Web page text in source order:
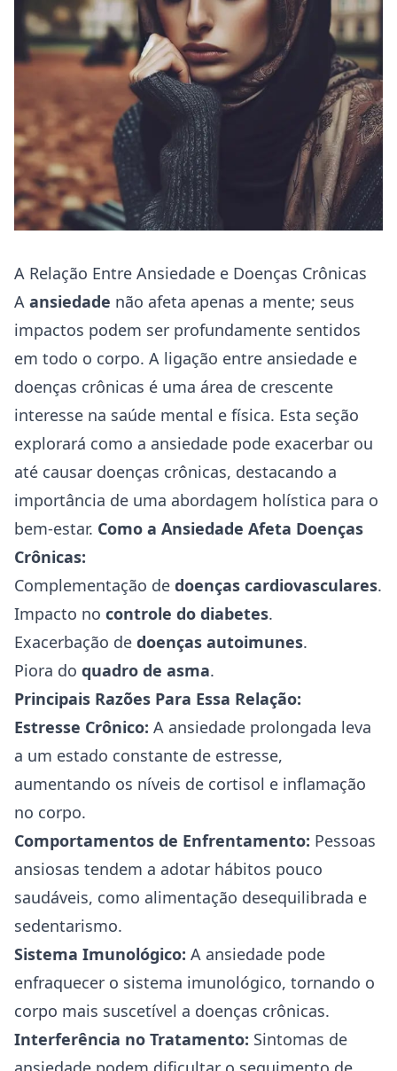
A Relação Entre Ansiedade e Doenças Crônicas
A ansiedade não afeta apenas a mente; seus
impactos podem ser profundamente sentidos
em todo o corpo. A ligação entre ansiedade e
doenças crônicas é uma área de crescente
interesse na saúde mental e física. Esta seção
explorará como a ansiedade pode exacerbar ou
até causar doenças crônicas, destacando a
importância de uma abordagem holística para o
bem-estar. Como a Ansiedade Afeta Doenças
Crônicas:
Complementação de doenças cardiovasculares.
Impacto no controle do diabetes.
Exacerbação de doenças autoimunes.
Piora do quadro de asma.
Principais Razões Para Essa Relação:
Estresse Crônico: A ansiedade prolongada leva
a um estado constante de estresse,
aumentando os níveis de cortisol e inflamação
no corpo.
Comportamentos de Enfrentamento: Pessoas
ansiosas tendem a adotar hábitos pouco
saudáveis, como alimentação desequilibrada e
sedentarismo.
Sistema Imunológico: A ansiedade pode
enfraquecer o sistema imunológico, tornando o
corpo mais suscetível a doenças crônicas.
Interferência no Tratamento: Sintomas de